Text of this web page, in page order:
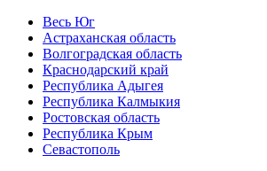
Весь Юг
Астраханская область
Волгоградская область
Краснодарский край
Республика Адыгея
Республика Калмыкия
Ростовская область
Республика Крым
Севастополь